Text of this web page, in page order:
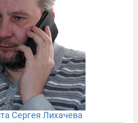
Сергея Лихачева